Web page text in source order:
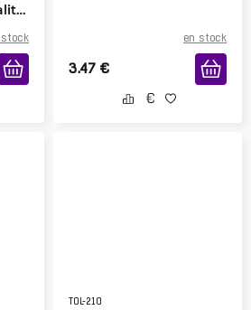
stock en stock
3.47 €
TOL-210